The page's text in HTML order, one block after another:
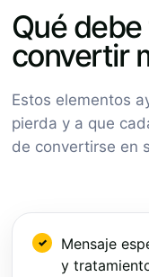
Qué
convertir
Estos elementos
pierda y a que
de convertirse en
Mensaje
y